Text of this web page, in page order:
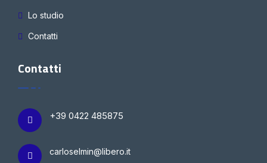
Lo studio
Contatti
Contatti
+39 0422 485875
carloselmin@libero.it